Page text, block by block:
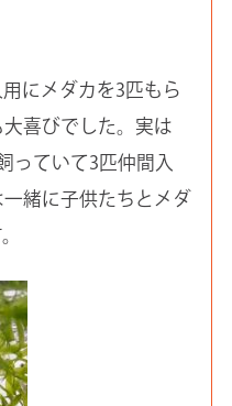
にメダカを3匹もら
喜びでした。実は
っていて3匹仲間入
緒に子供たちとメダ